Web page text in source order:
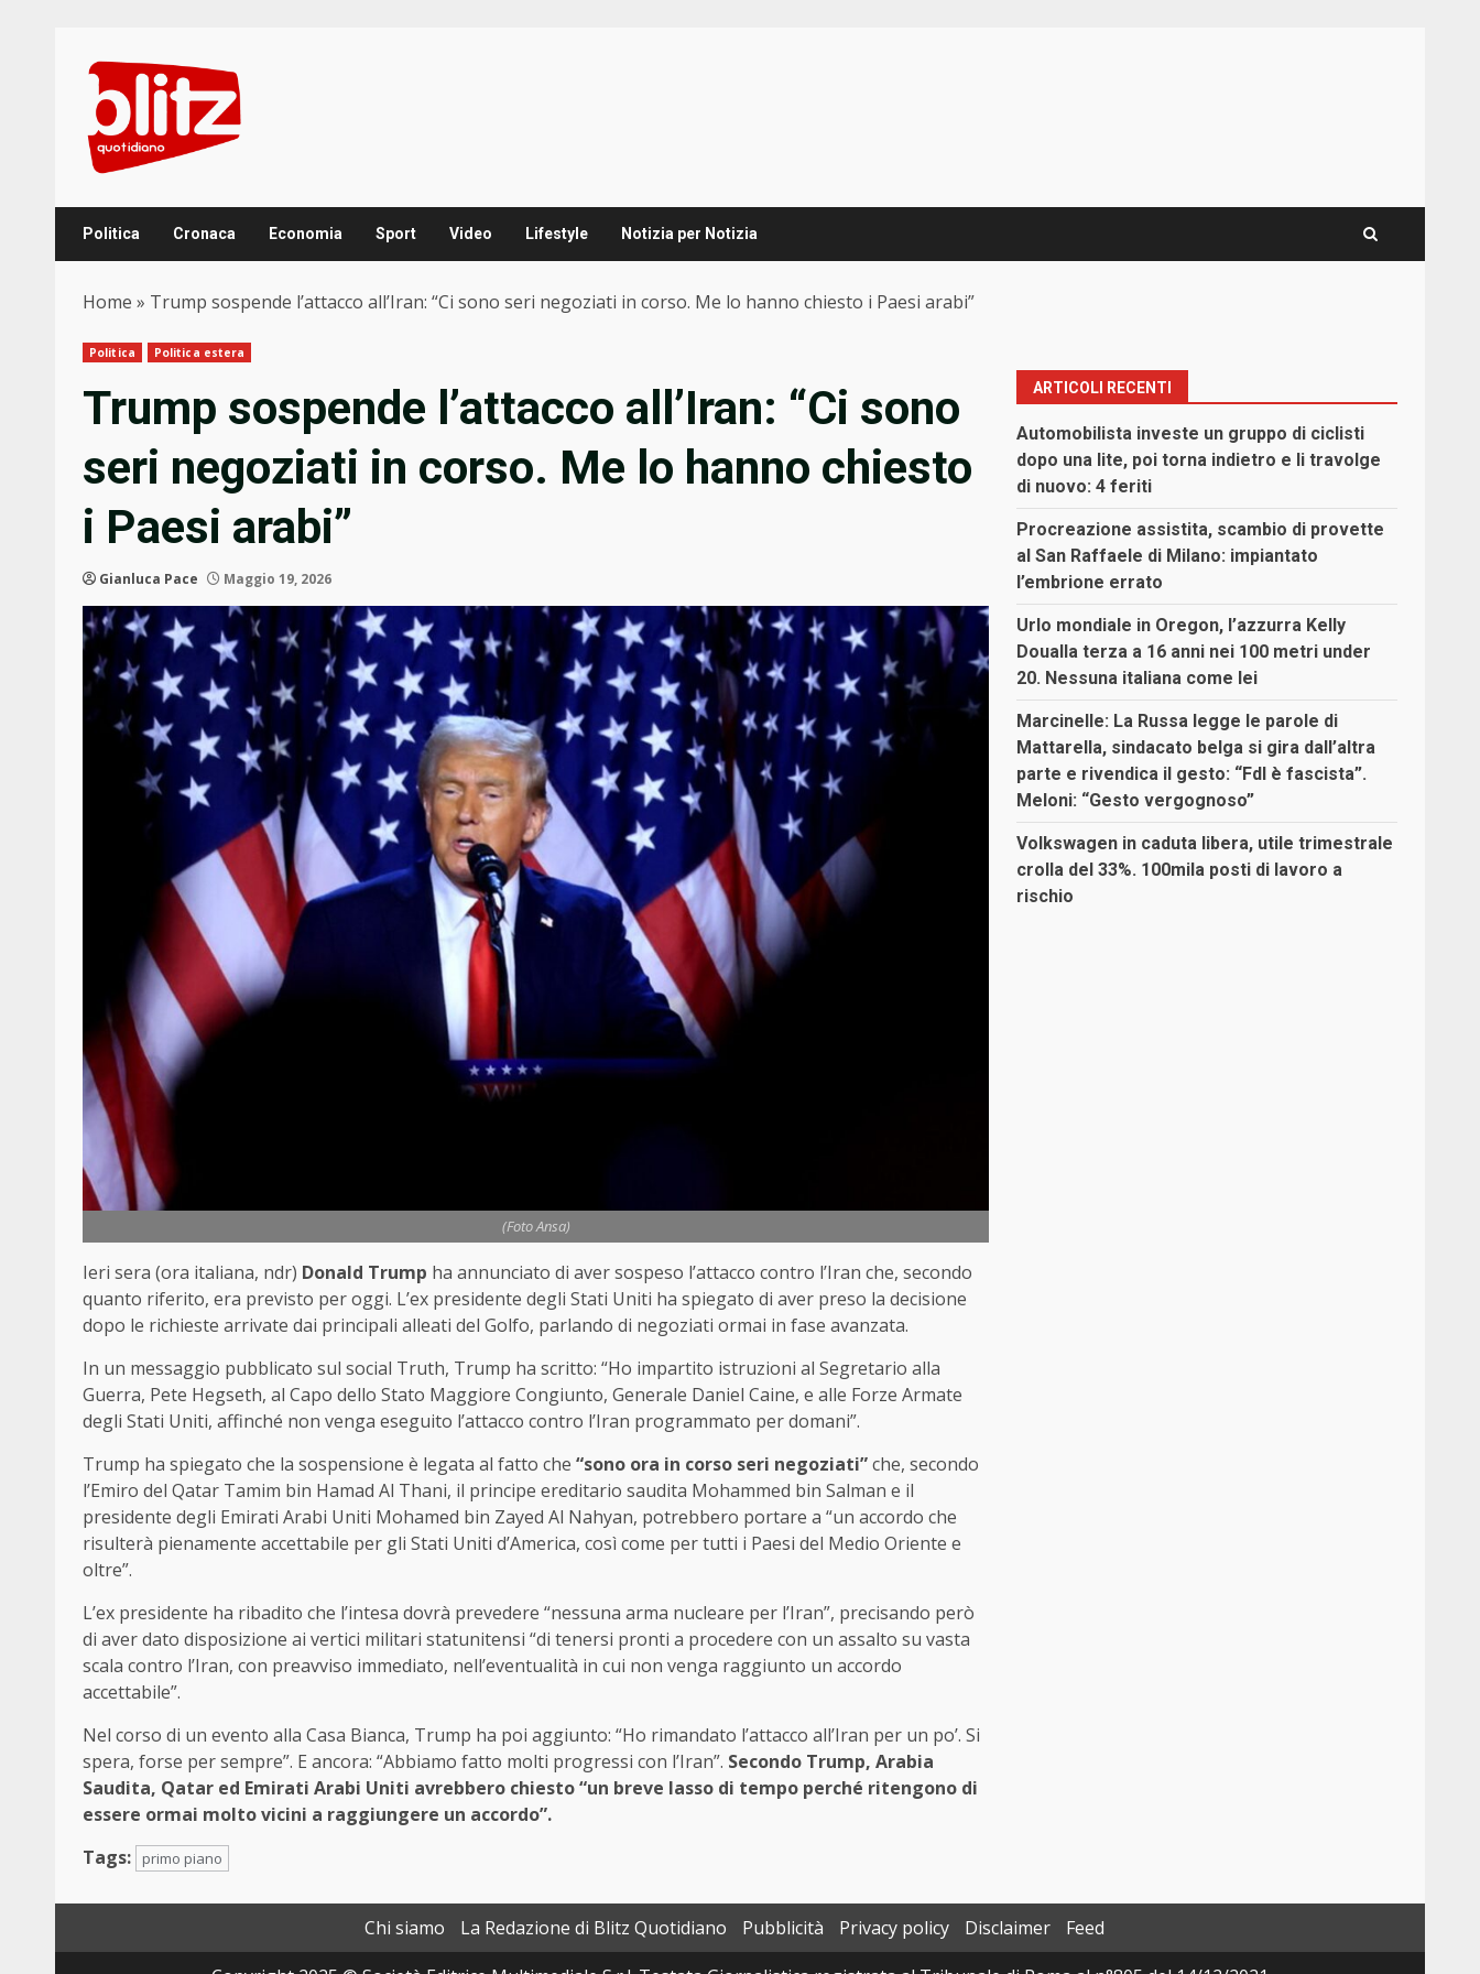
content
Politica Cronaca Economia Sport Video Lifestyle Notizia per Notizia
Home » Trump sospende l’attacco all’Iran: “Ci sono seri negoziati in corso. Me lo hanno chiesto i Paesi arabi”
Politica Politica estera
Trump sospende l’attacco all’Iran: “Ci sono
seri negoziati in corso. Me lo hanno chiesto
i Paesi arabi”
Gianluca Pace Maggio 19, 2026
(Foto Ansa)
Ieri sera (ora italiana, ndr) Donald Trump ha annunciato di aver sospeso l’attacco contro l’Iran che, secondo
quanto riferito, era previsto per oggi. L’ex presidente degli Stati Uniti ha spiegato di aver preso la decisione
dopo le richieste arrivate dai principali alleati del Golfo, parlando di negoziati ormai in fase avanzata.
In un messaggio pubblicato sul social Truth, Trump ha scritto: “Ho impartito istruzioni al Segretario alla
Guerra, Pete Hegseth, al Capo dello Stato Maggiore Congiunto, Generale Daniel Caine, e alle Forze Armate
degli Stati Uniti, affinché non venga eseguito l’attacco contro l’Iran programmato per domani”.
Trump ha spiegato che la sospensione è legata al fatto che “sono ora in corso seri negoziati”che, secondo
l’Emiro del Qatar Tamim bin Hamad Al Thani, il principe ereditario saudita Mohammed bin Salman e il
presidente degli Emirati Arabi Uniti Mohamed bin Zayed Al Nahyan, potrebbero portare a “un accordo che
risulterà pienamente accettabile per gli Stati Uniti d’America, così come per tutti i Paesi del Medio Oriente e
oltre”.
L’ex presidente ha ribadito che l’intesa dovrà prevedere “nessuna arma nucleare per l’Iran”, precisando però
di aver dato disposizione ai vertici militari statunitensi “di tenersi pronti a procedere con un assalto su vasta
scala contro l’Iran, con preavviso immediato, nell’eventualità in cui non venga raggiunto un accordo
accettabile”.
Nel corso di un evento alla Casa Bianca, Trump ha poi aggiunto: “Ho rimandato l’attacco all’Iran per un po’. Si
spera, forse per sempre”. E ancora: “Abbiamo fatto molti progressi con l’Iran”. Secondo Trump, Arabia
Saudita, Qatar ed Emirati Arabi Uniti avrebbero chiesto “un breve lasso di tempo perché ritengono di
essere ormai molto vicini a raggiungere un accordo”.
Tags:
primo piano
ARTICOLI RECENTI
Automobilista investe un gruppo di ciclisti
dopo una lite, poi torna indietro e li travolge
di nuovo: 4 feriti
Procreazione assistita, scambio di provette
al San Raffaele di Milano: impiantato
l’embrione errato
Urlo mondiale in Oregon, l’azzurra Kelly
Doualla terza a 16 anni nei 100 metri under
20. Nessuna italiana come lei
Marcinelle: La Russa legge le parole di
Mattarella, sindacato belga si gira dall’altra
parte e rivendica il gesto: “FdI è fascista”.
Meloni: “Gesto vergognoso”
Volkswagen in caduta libera, utile trimestrale
crolla del 33%. 100mila posti di lavoro a
rischio
Chi siamo La Redazione di Blitz Quotidiano Pubblicità Privacy policy Disclaimer
Feed